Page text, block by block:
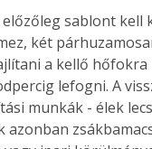
vagy
is
Bárhol,
élve
sablont
két
a kellő
lefogni. A
munkák - élek
azonban